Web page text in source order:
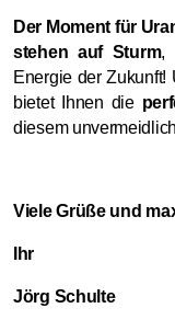
Der Moment für
stehen auf Sturm,
Energie der Zukunft!
bietet Ihnen die
diesem
Viele Grüße und
Ihr
Jörg Schulte